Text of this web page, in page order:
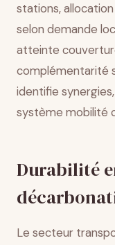
stations,
selon demande
atteinte
complémentarité
identifie
système mobilité
Durabilité
Le secteur